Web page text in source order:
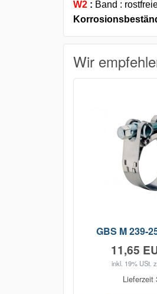
W2 : Band :
Wir
GBS M 239-
11,65
inkl. 19% USt.
Lieferzeit